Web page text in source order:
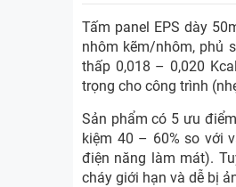
Tấm panel EPS dày
nhôm kẽm/nhôm, phủ
thấp 0,018 – 0,020
trọng cho công trình
Sản phẩm có 5 ưu
kiệm 40 – 60% so với
điện năng làm mát).
cháy giới hạn và dễ bị